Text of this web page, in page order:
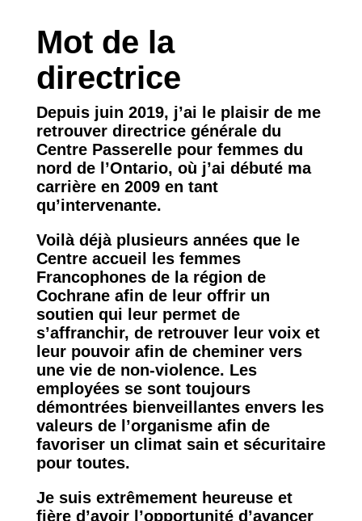
Mot de la
directrice
Depuis juin 2019, j’ai le plaisir de me
retrouver directrice générale du
Centre Passerelle pour femmes du
nord de l’Ontario, où j’ai débuté ma
carrière en 2009 en tant
qu’intervenante.
Voilà déjà plusieurs années que le
Centre accueil les femmes
Francophones de la région de
Cochrane afin de leur offrir un
soutien qui leur permet de
s’affranchir, de retrouver leur voix et
leur pouvoir afin de cheminer vers
une vie de non-violence. Les
employées se sont toujours
démontrées bienveillantes envers les
valeurs de l’organisme afin de
favoriser un climat sain et sécuritaire
pour toutes.
Je suis extrêmement heureuse et
fière d’avoir l’opportunité d’avancer